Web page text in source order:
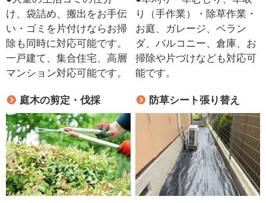
け、袋詰め、搬出をお手伝
い・ゴミを片付けならお掃
除も同時に対応可能です。
一戸建て、集合住宅、高層
マンション対応可能です。
り（手作業）・除草作業・
お庭、ガレージ、ベラン
ダ、バルコニー、倉庫、お
掃除や片づけなども対応可
能です。
庭木の剪定・伐採 防草シート張り替え